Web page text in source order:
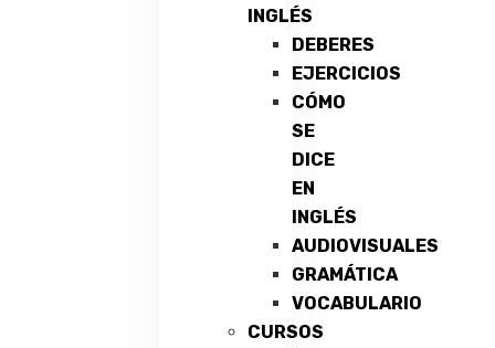
INGLÉS
DEBERES
EJERCICIOS
CÓMO
SE
DICE
EN
INGLÉS
AUDIOVISUALES
GRAMÁTICA
VOCABULARIO
CURSOS